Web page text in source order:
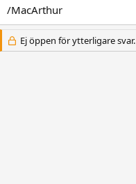
/MacArthur
Ej öppen för ytterligare svar.